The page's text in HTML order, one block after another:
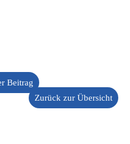
Beitrag
Zurück zur Übersicht